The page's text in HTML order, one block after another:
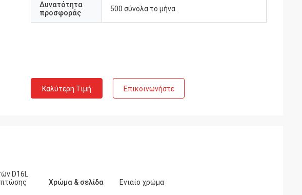
Δυνατότητα
προσφοράς
500 σύνολα το μήνα
Καλύτερη Τιμή Επικοινωνήστε
D16L
πτώσης
Χρώμα & σελίδα Ενιαίο χρώμα